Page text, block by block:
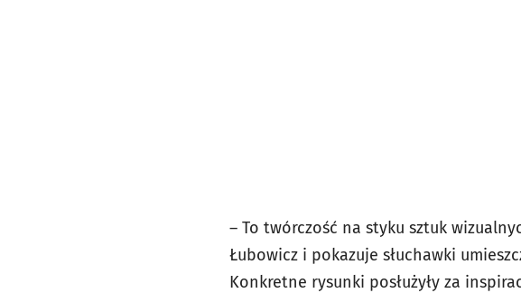
– To twórczość na styku sztuk
Łubowicz i pokazuje słuchawki
Konkretne rysunki posłużyły za